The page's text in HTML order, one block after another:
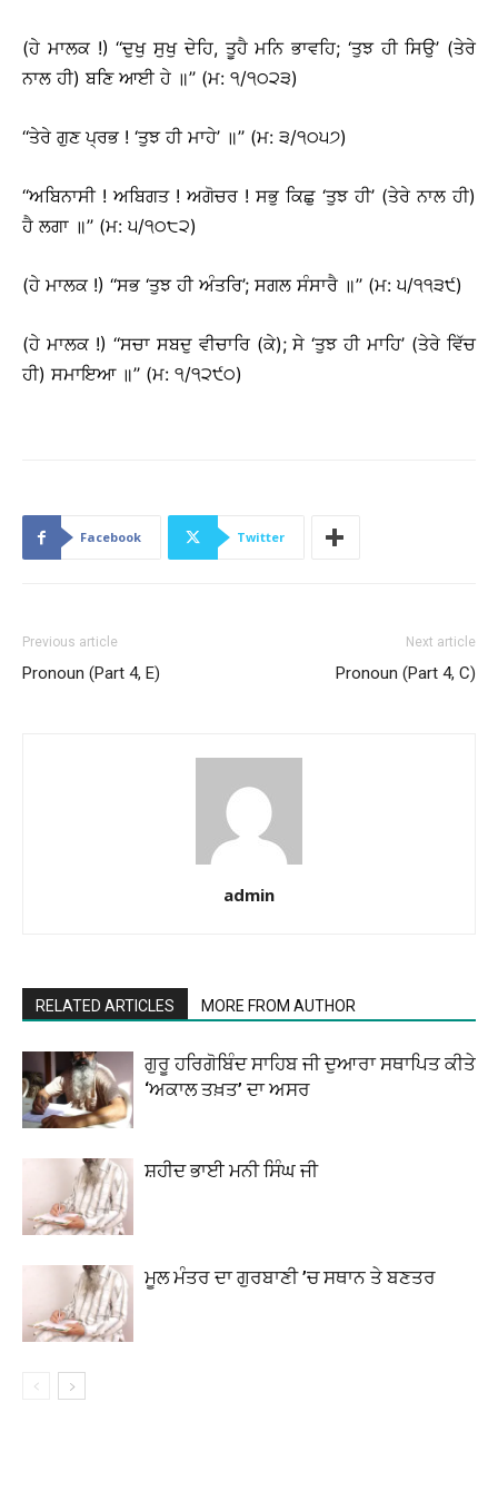
(ਹੇ ਮਾਲਕ !) ‘‘ਦੁਖੁ ਸੁਖੁ ਦੇਹਿ, ਤੂਹੈ ਮਨਿ ਭਾਵਹਿ; ‘ਤੁਝ ਹੀ ਸਿਉ’ (ਤੇਰੇ
ਨਾਲ ਹੀ) ਬਣਿ ਆਈ ਹੇ ॥’’ (ਮ: ੧/੧੦੨੩)
‘‘ਤੇਰੇ ਗੁਣ ਪ੍ਰਭ ! ‘ਤੁਝ ਹੀ ਮਾਹੇ’ ॥’’ (ਮ: ੩/੧੦੫੭)
‘‘ਅਬਿਨਾਸੀ ! ਅਬਿਗਤ ! ਅਗੋਚਰ ! ਸਭੁ ਕਿਛੁ ‘ਤੁਝ ਹੀ’ (ਤੇਰੇ ਨਾਲ ਹੀ)
ਹੈ ਲਗਾ ॥’’ (ਮ: ੫/੧੦੮੨)
(ਹੇ ਮਾਲਕ !) ‘‘ਸਭ ‘ਤੁਝ ਹੀ ਅੰਤਰਿ’; ਸਗਲ ਸੰਸਾਰੈ ॥’’ (ਮ: ੫/੧੧੩੯)
(ਹੇ ਮਾਲਕ !) ‘‘ਸਚਾ ਸਬਦੁ ਵੀਚਾਰਿ (ਕੇ); ਸੇ ‘ਤੁਝ ਹੀ ਮਾਹਿ’ (ਤੇਰੇ ਵਿੱਚ
ਹੀ) ਸਮਾਇਆ ॥’’ (ਮ: ੧/੧੨੯੦)
Facebook Twitter
Previous article
Pronoun (Part 4, E)
Next article
Pronoun (Part 4, C)
admin
RELATED ARTICLES MORE FROM AUTHOR
ਗੁਰੂ ਹਰਿਗੋਬਿੰਦ ਸਾਹਿਬ ਜੀ ਦੁਆਰਾ ਸਥਾਪਿਤ ਕੀਤੇ
‘ਅਕਾਲ ਤਖ਼ਤ’ ਦਾ ਅਸਰ
ਸ਼ਹੀਦ ਭਾਈ ਮਨੀ ਸਿੰਘ ਜੀ
ਮੂਲ ਮੰਤਰ ਦਾ ਗੁਰਬਾਣੀ ’ਚ ਸਥਾਨ ਤੇ ਬਣਤਰ